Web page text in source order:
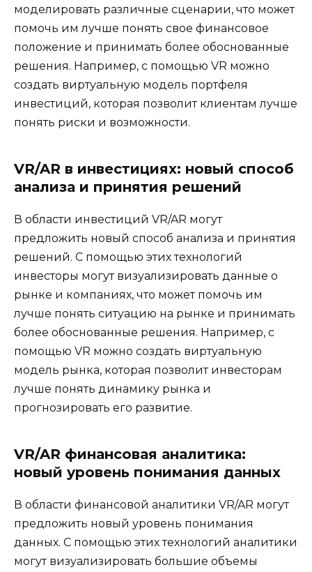
моделировать различные сценарии, что может
помочь им лучше понять свое финансовое
положение и принимать более обоснованные
решения. Например, с помощью VR можно
создать виртуальную модель портфеля
инвестиций, которая позволит клиентам лучше
понять риски и возможности.
VR/AR в инвестициях: новый способ
анализа и принятия решений
В области инвестиций VR/AR могут
предложить новый способ анализа и принятия
решений. С помощью этих технологий
инвесторы могут визуализировать данные о
рынке и компаниях, что может помочь им
лучше понять ситуацию на рынке и принимать
более обоснованные решения. Например, с
помощью VR можно создать виртуальную
модель рынка, которая позволит инвесторам
лучше понять динамику рынка и
прогнозировать его развитие.
VR/AR финансовая аналитика:
новый уровень понимания данных
В области финансовой аналитики VR/AR могут
предложить новый уровень понимания
данных. С помощью этих технологий аналитики
могут визуализировать большие объемы